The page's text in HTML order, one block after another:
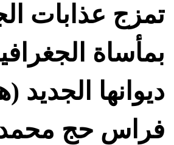
تمزج عذابات
بمأساة
ديوانها الجديد
فراس حج